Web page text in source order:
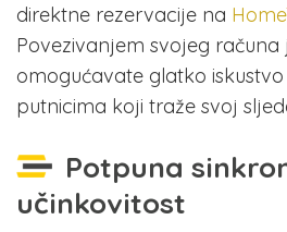
direktne rezervacije na
Povezivanjem svojeg
omogućavate glatko
putnicima koji traže svoj
Potpuna
učinkovitost